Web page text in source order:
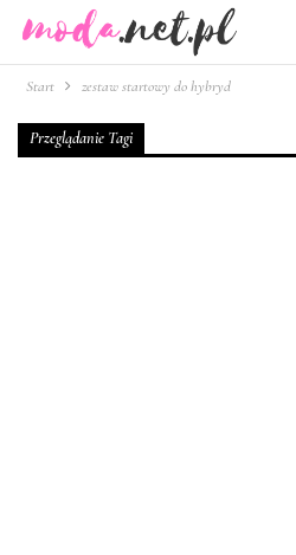
Start zestaw startowy do hybryd
Przeglądanie Tagi